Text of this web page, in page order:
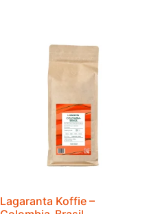
Lagaranta Koffie –